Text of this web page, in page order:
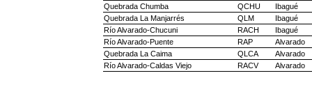
Quebrada Chumba
QCHU
Ibagué
Quebrada La Manjarrés
QLM
Ibagué
Río Alvarado-Chucuni
RACH
Ibagué
Río Alvarado-Puente
RAP
Alvarado
Quebrada La Caima
QLCA
Alvarado
Río Alvarado-Caldas Viejo
RACV Alvarado